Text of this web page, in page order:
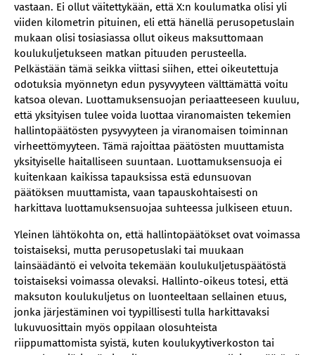
vastaan. Ei ollut väitettykään, että X:n koulumatka olisi yli
viiden kilometrin pituinen, eli että hänellä perusopetuslain
mukaan olisi tosiasiassa ollut oikeus maksuttomaan
koulukuljetukseen matkan pituuden perusteella.
Pelkästään tämä seikka viittasi siihen, ettei oikeutettuja
odotuksia myönnetyn edun pysyvyyteen välttämättä voitu
katsoa olevan. Luottamuksensuojan periaatteeseen kuuluu,
että yksityisen tulee voida luottaa viranomaisten tekemien
hallintopäätösten pysyvyyteen ja viranomaisen toiminnan
virheettömyyteen. Tämä rajoittaa päätösten muuttamista
yksityiselle haitalliseen suuntaan. Luottamuksensuoja ei
kuitenkaan kaikissa tapauksissa estä edunsuovan
päätöksen muuttamista, vaan tapauskohtaisesti on
harkittava luottamuksensuojaa suhteessa julkiseen etuun.
Yleinen lähtökohta on, että hallintopäätökset ovat voimassa
toistaiseksi, mutta perusopetuslaki tai muukaan
lainsäädäntö ei velvoita tekemään koulukuljetuspäätöstä
toistaiseksi voimassa olevaksi. Hallinto-oikeus totesi, että
maksuton koulukuljetus on luonteeltaan sellainen etuus,
jonka järjestäminen voi tyypillisesti tulla harkittavaksi
lukuvuosittain myös oppilaan olosuhteista
riippumattomista syistä, kuten koulukyytiverkoston tai